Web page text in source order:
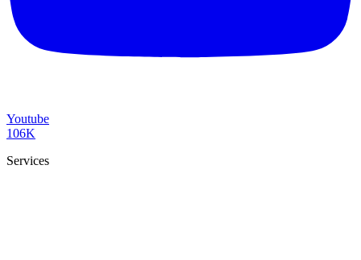
Youtube
106K
Services